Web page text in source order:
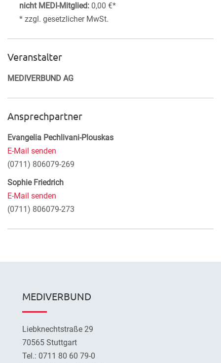
nicht MEDI-Mitglied: 0,00 €*
* zzgl. gesetzlicher MwSt.
Veranstalter
MEDIVERBUND AG
Ansprechpartner
Evangelia Pechlivani-Plouskas
E-Mail senden
(0711) 806079-269
Sophie Friedrich
E-Mail senden
(0711) 806079-273
MEDIVERBUND
Liebknechtstraße 29
70565 Stuttgart
Tel.: 0711 80 60 79-0